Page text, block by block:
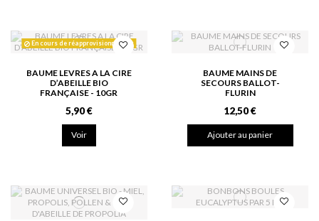
En cours de réapprovisionnement
BAUME LEVRES A LA CIRE
D’ABEILLE BIO
FRANÇAISE - 10GR
5,90 €
Voir
BAUME MAINS DE
SECOURS BALLOT-
FLURIN
12,50 €
Ajouter au panier